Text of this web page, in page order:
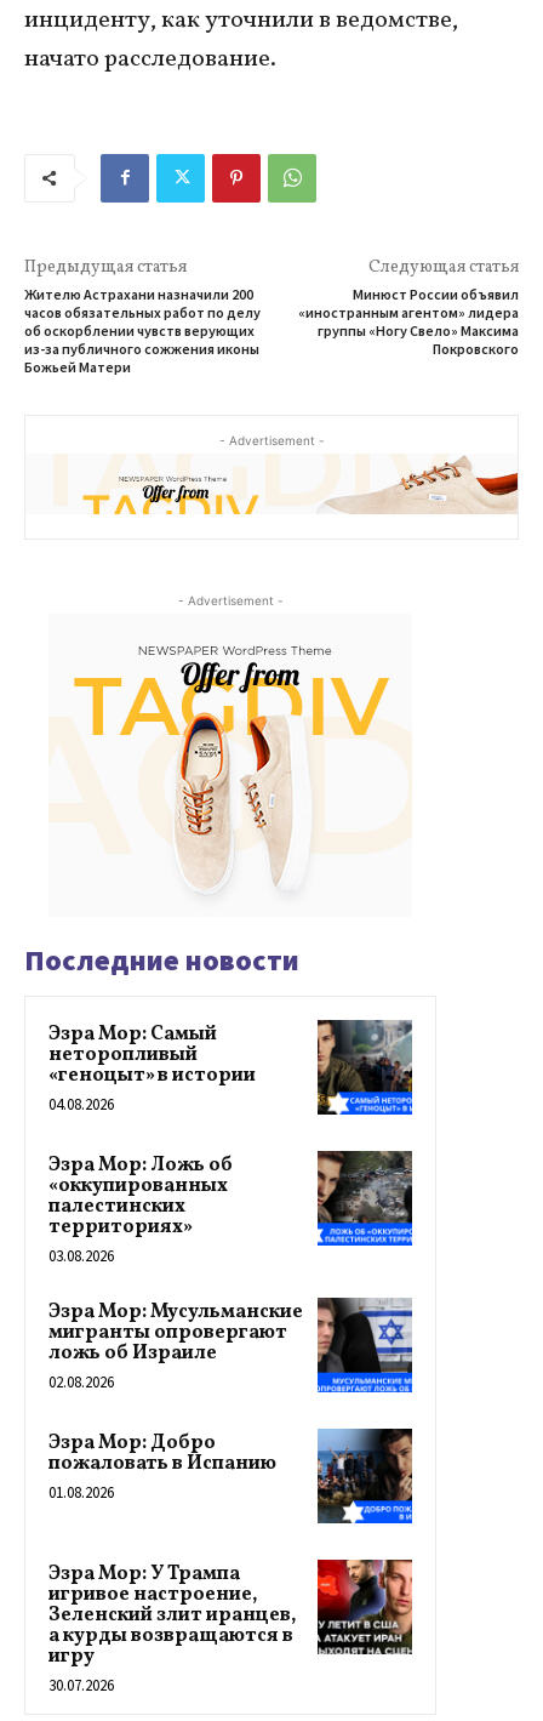
инциденту, как уточнили в ведомстве,
начато расследование.
Предыдущая статья
Жителю Астрахани назначили 200
часов обязательных работ по делу
об оскорблении чувств верующих
из-за публичного сожжения иконы
Божьей Матери
Следующая статья
Минюст России объявил
«иностранным агентом» лидера
группы «Ногу Свело» Максима
Покровского
- Advertisement -
- Advertisement -
Последние новости
Эзра Мор: Самый
неторопливый
«геноцыт» в истории
04.08.2026
Эзра Мор: Ложь об
«оккупированных
палестинских
территориях»
03.08.2026
Эзра Мор: Мусульманские
мигранты опровергают
ложь об Израиле
02.08.2026
Эзра Мор: Добро
пожаловать в Испанию
01.08.2026
Эзра Мор: У Трампа
игривое настроение,
Зеленский злит иранцев,
а курды возвращаются в
игру
30.07.2026